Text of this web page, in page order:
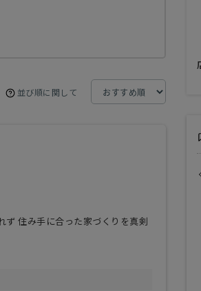
並び順に関して
ず 住み手に合った家づくりを真剣